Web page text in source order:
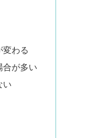
わる
が多い
い